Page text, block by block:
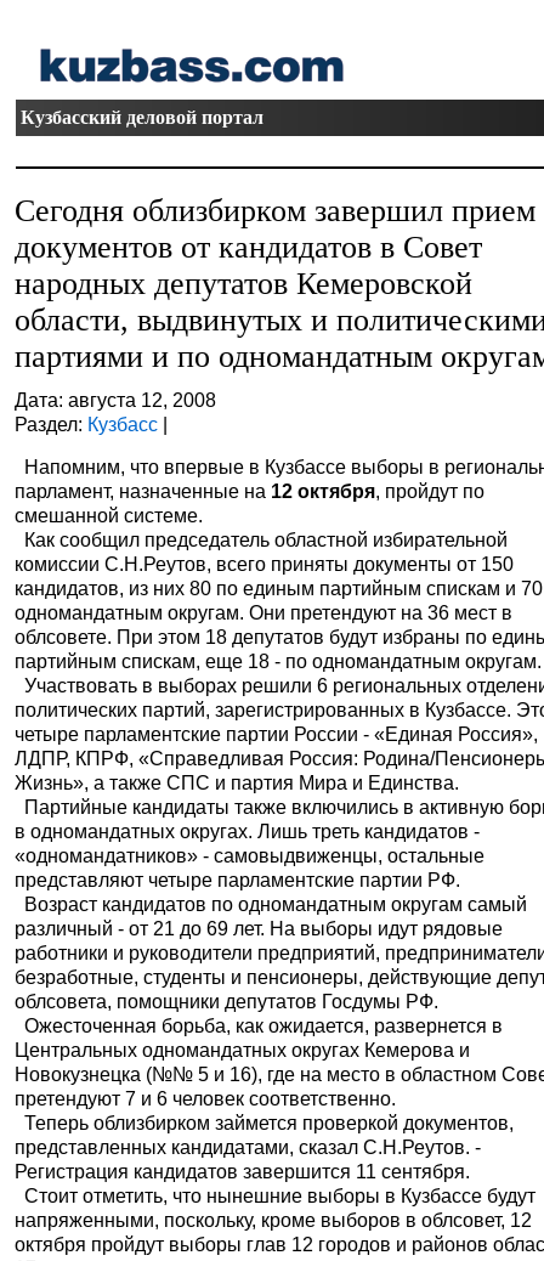
Кузбасский деловой портал
Сегодня облизбирком завершил прием
документов от кандидатов в Совет
народных депутатов Кемеровской
области, выдвинутых и
партиями и по одномандатным
Дата: августа 12, 2008
Раздел: Кузбасс |
Напомним, что впервые в Кузбассе выборы в
парламент, назначенные на 12 октября, пройдут по
смешанной системе.
Как сообщил председатель областной избирательной
комиссии С.Н.Реутов, всего приняты документы от 150
кандидатов, из них 80 по единым партийным спискам и
одномандатным округам. Они претендуют на 36 мест в
облсовете. При этом 18 депутатов будут избраны по
партийным спискам, еще 18 - по одномандатным округам.
Участвовать в выборах решили 6 региональных
политических партий, зарегистрированных в Кузбассе.
четыре парламентские партии России - «Единая Россия»,
ЛДПР, КПРФ, «Справедливая Россия: Родина/
Жизнь», а также СПС и партия Мира и Единства.
Партийные кандидаты также включились в активную
в одномандатных округах. Лишь треть кандидатов -
«одномандатников» - самовыдвиженцы, остальные
представляют четыре парламентские партии РФ.
Возраст кандидатов по одномандатным округам самый
различный - от 21 до 69 лет. На выборы идут рядовые
работники и руководители предприятий,
безработные, студенты и пенсионеры, действующие
облсовета, помощники депутатов Госдумы РФ.
Ожесточенная борьба, как ожидается, развернется в
Центральных одномандатных округах Кемерова и
Новокузнецка (№№ 5 и 16), где на место в областном
претендуют 7 и 6 человек соответственно.
Теперь облизбирком займется проверкой документов,
представленных кандидатами, сказал С.Н.Реутов. -
Регистрация кандидатов завершится 11 сентября.
Стоит отметить, что нынешние выборы в Кузбассе будут
напряженными, поскольку, кроме выборов в облсовет, 12
октября пройдут выборы глав 12 городов и районов